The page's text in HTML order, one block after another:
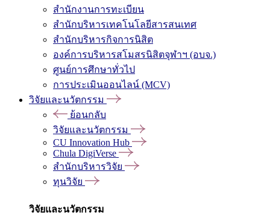
สำนักงานการทะเบียน
สำนักบริหารเทคโนโลยีสารสนเทศ
สำนักบริหารกิจการนิสิต
องค์การบริหารสโมสรนิสิตจุฬาฯ (อบจ.)
ศูนย์การศึกษาทั่วไป
การประเมินออนไลน์ (MCV)
วิจัยและนวัตกรรม
ย้อนกลับ
วิจัยและนวัตกรรม
CU Innovation Hub
Chula DigiVerse
สำนักบริหารวิจัย
ทุนวิจัย
วิจัยและนวัตกรรม